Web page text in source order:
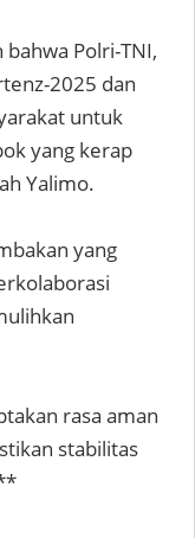
Polri-TNI,
2025 dan
untuk
yang kerap
Yalimo.
yang
rasa aman
stabilitas